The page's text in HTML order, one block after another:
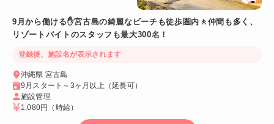
9月から働ける✋宮古島の綺麗なビーチも徒歩圏内🚶仲間も多く、
リゾートバイトのスタッフも最大300名！
登録後、施設名が表示されます
沖縄県 宮古島
9月スタート～3ヶ月以上（延長可）
施設管理
1,080円 （時給）